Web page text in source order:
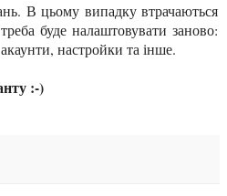
В цьому випадку втрачаються
буде налаштовувати заново:
настройки та інше.
:-)